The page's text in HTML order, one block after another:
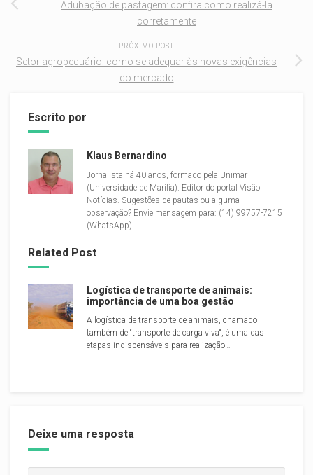
Adubação de pastagem: confira como realizá-la
corretamente
PRÓXIMO POST
Setor agropecuário: como se adequar às novas exigências
do mercado
Escrito por
Klaus Bernardino
Jornalista há 40 anos, formado pela Unimar
(Universidade de Marília). Editor do portal Visão
Notícias. Sugestões de pautas ou alguma
observação? Envie mensagem para: (14) 99757-7215
(WhatsApp)
Related Post
Logística de transporte de animais:
importância de uma boa gestão
A logística de transporte de animais, chamado
também de “transporte de carga viva“, é uma das
etapas indispensáveis para realização…
Deixe uma resposta